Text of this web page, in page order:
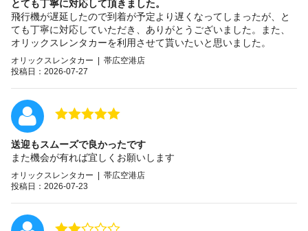
とても丁寧に対応して頂きました。
飛行機が遅延したので到着が予定より遅くなってしまったが、と
ても丁寧に対応していただき、ありがとうございました。また、
オリックスレンタカーを利用させて貰いたいと思いました。
オリックスレンタカー | 帯広空港店
投稿日：2026-07-27
送迎もスムーズで良かったです
また機会が有れば宜しくお願いします
オリックスレンタカー | 帯広空港店
投稿日：2026-07-23